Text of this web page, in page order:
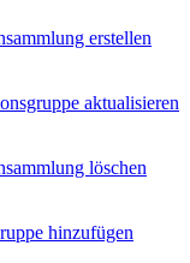
erstellen
aktualisieren
löschen
hinzufügen